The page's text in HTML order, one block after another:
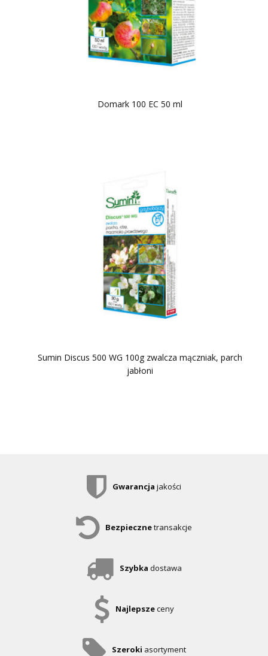
Domark 100 EC 50 ml
Sumin Discus 500 WG 100g zwalcza mączniak, parch
jabłoni
Gwarancja jakości
Bezpiecznetransakcje
Szybka dostawa
Najlepszeceny
Szeroki asortyment